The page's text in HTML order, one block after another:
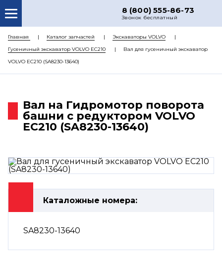
8 (800) 555-86-73
Звонок бесплатный
О НАС
КАТАЛОГ ЗАПЧАСТЕЙ
РЕМОНТ
ЦЕНЫ
КОНТАКТЫ
Главная Каталог запчастей
Экскаваторы VOLVO
Гусеничный экскаватор VOLVO EC210
Вал для гусеничный экскаватор
VOLVO EC210 (SA8230-13640)
Вал на Гидромотор поворота
башни с редуктором VOLVO
EC210 (SA8230-13640)
Каталожные номера:
SA8230-13640